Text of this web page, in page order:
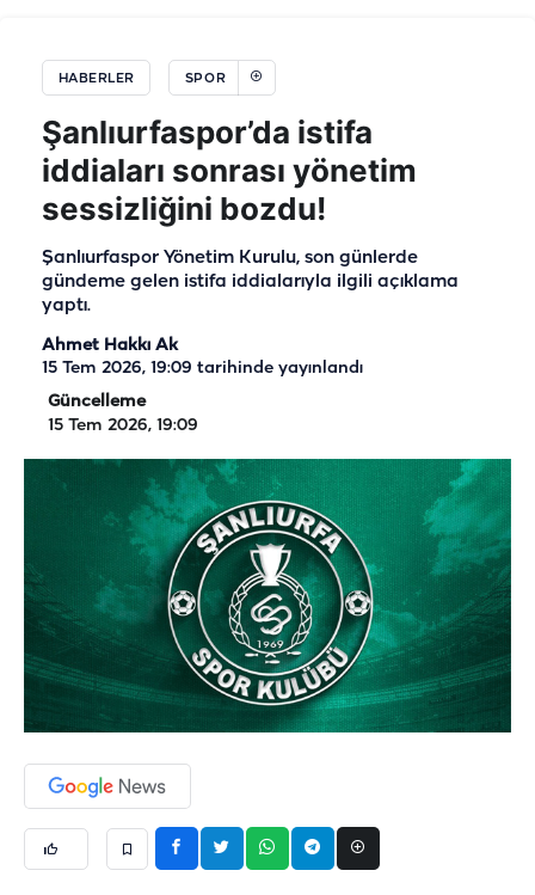
HABERLER SPOR
Şanlıurfaspor’da istifa
iddiaları sonrası yönetim
sessizliğini bozdu!
Şanlıurfaspor Yönetim Kurulu, son günlerde
gündeme gelen istifa iddialarıyla ilgili açıklama
yaptı.
Ahmet Hakkı Ak
15 Tem 2026, 19:09 tarihinde yayınlandı
Güncelleme
15 Tem 2026, 19:09